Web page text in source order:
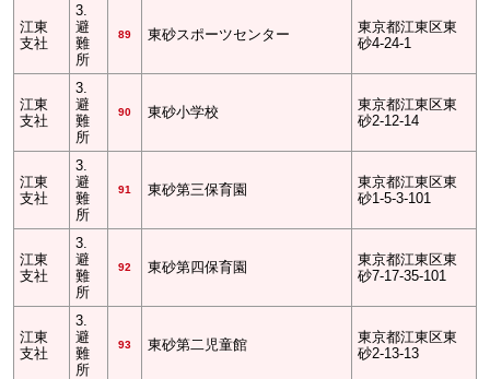
江東
支社
3.
避
難
所
89 東砂スポーツセンター
東京都江東区東
砂4-24-1
江東
支社
3.
避
難
所
90 東砂小学校
東京都江東区東
砂2-12-14
江東
支社
3.
避
難
所
91 東砂第三保育園
東京都江東区東
砂1-5-3-101
江東
支社
3.
避
難
所
92 東砂第四保育園
東京都江東区東
砂7-17-35-101
江東
支社
3.
避
難
所
93 東砂第二児童館
東京都江東区東
砂2-13-13